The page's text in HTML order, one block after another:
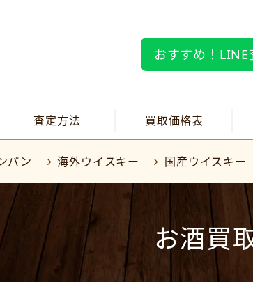
おすすめ！LINE
査定方法 買取価格表
パン 海外ウイスキー 国産ウイスキー
お酒買